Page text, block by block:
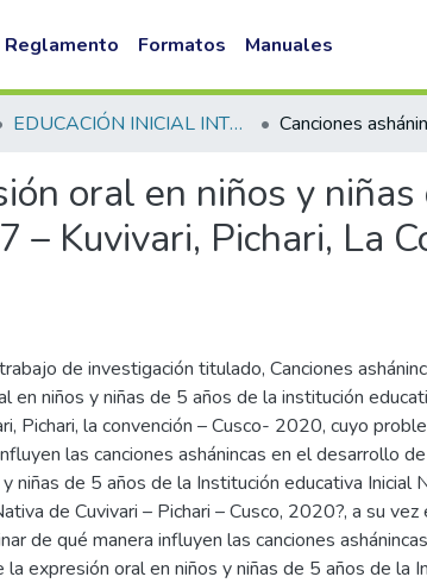
Reglamento Formatos Manuales
EDUCACIÓN INICIAL INTERCULTURAL BILINGUE FID
oral en niños y
– Kuvivari, Pichari, La
de investigación titulado, Canciones
en niños y niñas de 5 años de la institución
Pichari, la convención – Cusco- 2020, cuyo
las canciones ashánincas en el desarrollo
niñas de 5 años de la Institución educativa Inicial
de Cuvivari – Pichari – Cusco, 2020?, a su
de qué manera influyen las canciones
expresión oral en niños y niñas de 5 años de la